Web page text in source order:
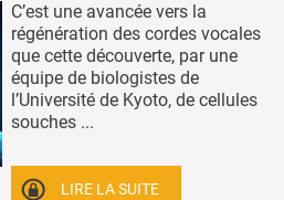
C’est une avancée vers la
régénération des cordes vocales
que cette découverte, par une
équipe de biologistes de
l’Université de Kyoto, de cellules
souches ...
LIRE LA SUITE